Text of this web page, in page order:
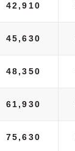
42,910
45,630
48,350
61,930
75,630